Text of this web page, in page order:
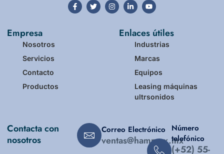
Empresa
Nosotros
Servicios
Contacto
Productos
Enlaces útiles
Industrias
Marcas
Equipos
Leasing máquinas
ultrsonidos
Contacta con
nosotros
Correo Electrónico
ventas@hammex.mx
Número
telefónico
(+52) 55-